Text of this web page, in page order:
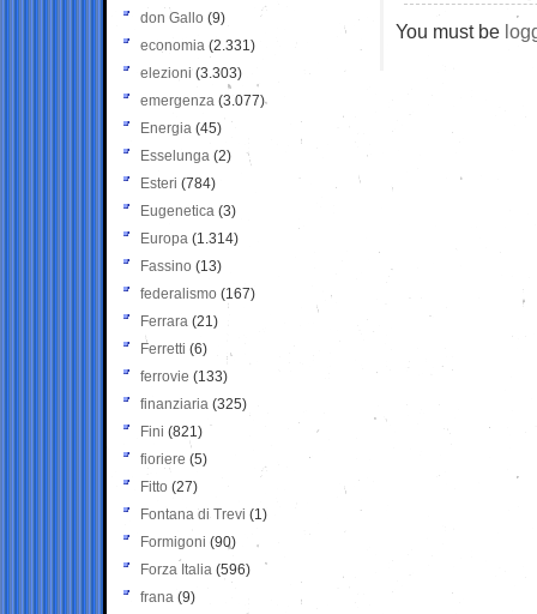
You must be
don Gallo (9)
economia (2.331)
elezioni (3.303)
emergenza (3.077)
Energia (45)
Esselunga (2)
Esteri (784)
Eugenetica (3)
Europa (1.314)
Fassino (13)
federalismo (167)
Ferrara (21)
Ferretti (6)
ferrovie (133)
finanziaria (325)
Fini (821)
fioriere (5)
Fitto (27)
Fontana di Trevi (1)
Formigoni (90)
Forza Italia (596)
frana (9)